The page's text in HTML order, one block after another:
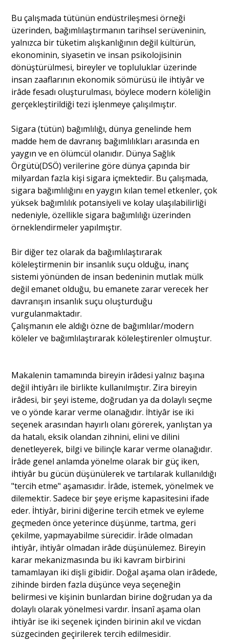
Sağlık
Bu çalışmada tütünün endüstrileşmesi örneği
üzerinden, bağımlılaştırmanın tarihsel serüveninin,
yalnızca bir tüketim alışkanlığının değil kültürün,
ekonominin, siyasetin ve insan psikolojisinin
dönüştürülmesi, bireyler ve topluluklar üzerinde
insan zaaflarının ekonomik sömürüsü ile ihtiyâr ve
irâde fesadı oluşturulması, böylece modern köleliğin
gerçekleştirildiği tezi işlenmeye çalışılmıştır.
Sigara (tütün) bağımlılığı, dünya genelinde hem
madde hem de davranış bağımlılıkları arasında en
yaygın ve en ölümcül olanıdır. Dünya Sağlık
Örgütü(DSÖ) verilerine göre dünya çapında bir
milyardan fazla kişi sigara içmektedir. Bu çalışmada,
sigara bağımlılığını en yaygın kılan temel etkenler, çok
yüksek bağımlılık potansiyeli ve kolay ulaşılabilirliği
nedeniyle, özellikle sigara bağımlılığı üzerinden
örneklendirmeler yapılmıştır.
Bir diğer tez olarak da bağımlılaştırarak
köleleştirmenin bir insanlık suçu olduğu, inanç
sistemi yönünden de insan bedeninin mutlak mülk
değil emanet olduğu, bu emanete zarar verecek her
davranışın insanlık suçu oluşturduğu
vurgulanmaktadır.
Çalışmanın ele aldığı özne de bağımlılar/modern
köleler ve bağımlılaştırarak köleleştirenler olmuştur.
Makalenin tamamında bireyin irâdesi yalnız başına
değil ihtiyârı ile birlikte kullanılmıştır. Zira bireyin
irâdesi, bir şeyi isteme, doğrudan ya da dolaylı seçme
ve o yönde karar verme olanağıdır. İhtiyâr ise iki
seçenek arasından hayırlı olanı görerek, yanlıştan ya
da hatalı, eksik olandan zihnini, elini ve dilini
denetleyerek, bilgi ve bilinçle karar verme olanağıdır.
İrâde genel anlamda yönelme olarak bir güç iken,
ihtiyâr bu gücün düşünülerek ve tartılarak kullanıldığı
"tercih etme" aşamasıdır. İrâde, istemek, yönelmek ve
dilemektir. Sadece bir şeye erişme kapasitesini ifade
eder. İhtiyâr, birini diğerine tercih etmek ve eyleme
geçmeden önce yeterince düşünme, tartma, geri
çekilme, yapmayabilme sürecidir. İrâde olmadan
ihtiyâr, ihtiyâr olmadan irâde düşünülemez. Bireyin
karar mekanizmasında bu iki kavram birbirini
tamamlayan iki dişli gibidir. Doğal aşama olan irâdede,
zihinde birden fazla düşünce veya seçeneğin
belirmesi ve kişinin bunlardan birine doğrudan ya da
dolaylı olarak yönelmesi vardır. İnsanî aşama olan
ihtiyâr ise iki seçenek içinden birinin akıl ve vicdan
süzgecinden geçirilerek tercih edilmesidir.